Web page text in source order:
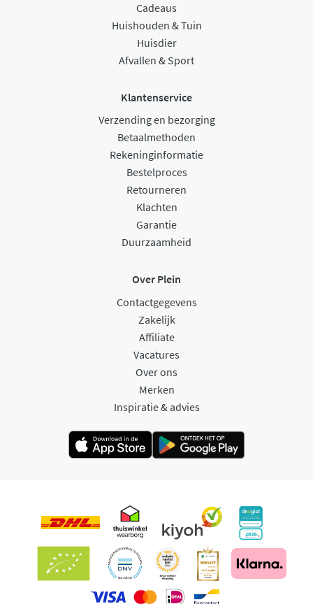
Cadeaus
Huishouden & Tuin
Huisdier
Afvallen & Sport
Klantenservice
Verzending en bezorging
Betaalmethoden
Rekeninginformatie
Bestelproces
Retourneren
Klachten
Garantie
Duurzaamheid
Over Plein
Contactgegevens
Zakelijk
Affiliate
Vacatures
Over ons
Merken
Inspiratie & advies